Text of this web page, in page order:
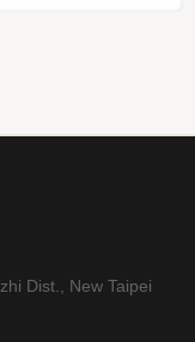
Dist., New Taipei